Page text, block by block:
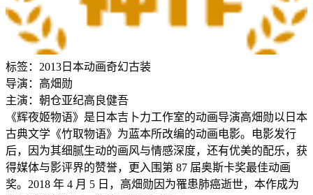
标签： 2013 日本动画奇幻古装
导演： 高畑勋
主演： 朝仓亚纪高良健吾
《辉夜姬物语》是日本吉卜力工作室的动画导演高畑勋以日本
古典文学《竹取物语》为蓝本所改编的动画电影。电影发行
后，因为其细腻生动的画风与情感深度，还有优美的配乐，获
得媒体与影评界的赞誉，更入围第 87 届奥斯卡奖最佳动画
奖。2018 年 4 月 5 日，高畑勋因为罹患肺癌逝世，本作成为